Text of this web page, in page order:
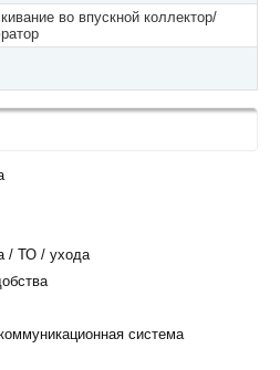
во впускной коллектор/
/ ТО / ухода
система